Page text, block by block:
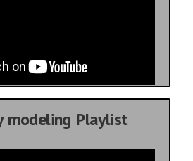
modeling Playlist